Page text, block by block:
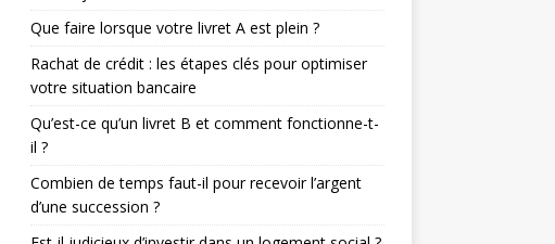
Que faire lorsque votre livret A est plein ?
Rachat de crédit : les étapes clés pour optimiser
votre situation bancaire
Qu’est-ce qu’un livret B et comment fonctionne-t-
il ?
Combien de temps faut-il pour recevoir l’argent
d’une succession ?